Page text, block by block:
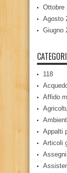
Ottobre
Agosto
Giugno
118
Affido
Appalti
Articoli
Assegni